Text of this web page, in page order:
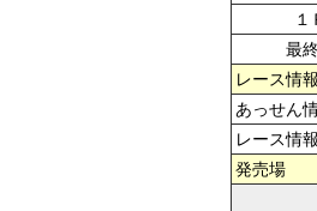
最
レース情報
あっせん
レース情報
発売場